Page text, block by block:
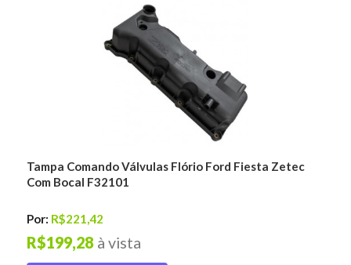
Tampa Comando Válvulas Flório Ford Fiesta Zetec
Com Bocal F32101
Por: R$221,42
à vista
R$199,28